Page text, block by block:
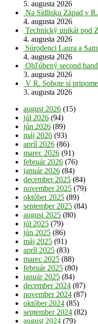
5. augusta 2026
Na Sídlisku Západ v
4. augusta 2026
Technický unikát pod
4. augusta 2026
Súrodenci Laura a
4. augusta 2026
Obľúbený second
3. augusta 2026
V R. Sobote si
3. augusta 2026
august 2026 (15)
júl 2026 (94)
jún 2026 (89)
máj 2026 (93)
apríl 2026 (86)
marec 2026 (91)
február 2026 (76)
január 2026 (84)
december 2025 (84)
november 2025 (79)
október 2025 (89)
september 2025 (84)
august 2025 (80)
júl 2025 (79)
jún 2025 (86)
máj 2025 (91)
apríl 2025 (83)
marec 2025 (88)
február 2025 (80)
január 2025 (84)
december 2024 (87)
november 2024 (87)
október 2024 (85)
september 2024 (82)
august 2024 (79)